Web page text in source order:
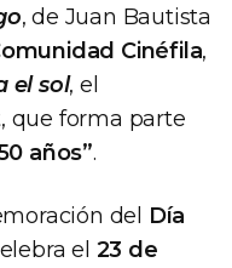
, de Juan Bautista
Cinéfila,
el sol, el
que forma parte
años”.
del Día
el 23 de